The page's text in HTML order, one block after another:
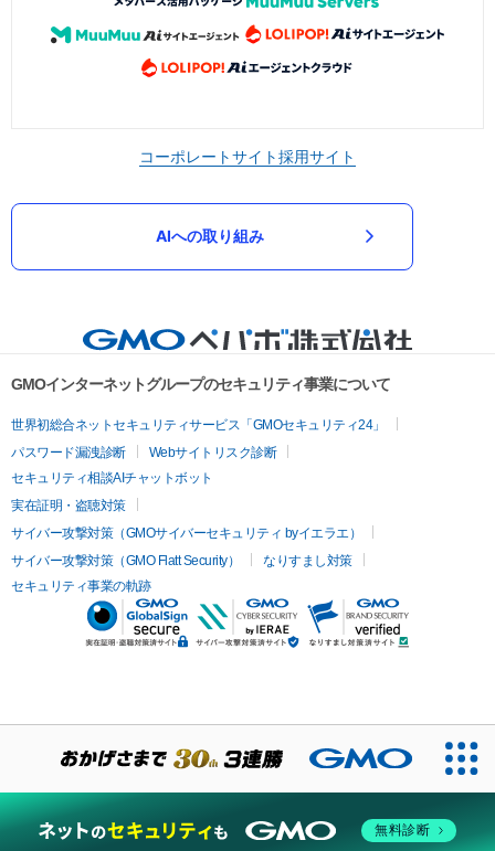
コーポレートサイト採用サイト
AIへの取り組み
GMOインターネットグループのセキュリティ事業について
世界初総合ネットセキュリティサービス「GMOセキュリティ24」
パスワード漏洩診断
Webサイトリスク診断
セキュリティ相談AIチャットボット
実在証明・盗聴対策
サイバー攻撃対策（GMOサイバーセキュリティ byイエラエ）
サイバー攻撃対策（GMO Flatt Security）
なりすまし対策
セキュリティ事業の軌跡
無料診断